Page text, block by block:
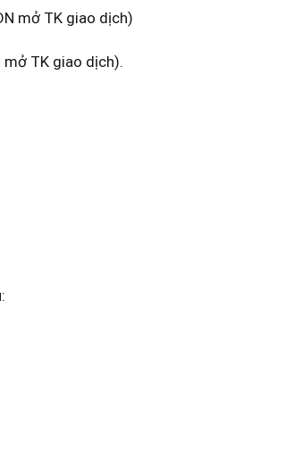
mở TK giao dịch)
TK giao dịch).